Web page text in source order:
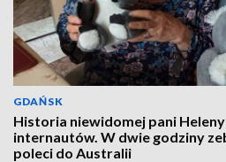
GDAŃSK
Historia niewidomej pani Heleny
internautów. W dwie godziny
poleci do Australii